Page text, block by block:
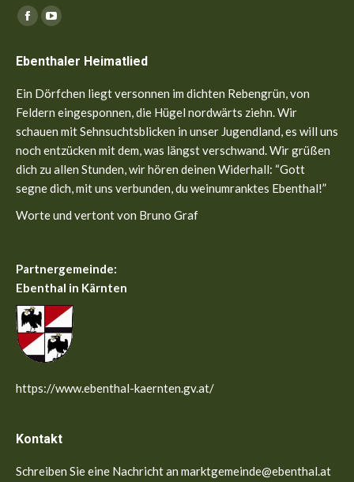
Finden Sie uns auf:
Facebook
opens
in
new
window
YouTube
opens
in
new
window
Ebenthaler Heimatlied
Ein Dörfchen liegt versonnen im dichten Rebengrün, von
Feldern eingesponnen, die Hügel nordwärts ziehn. Wir
schauen mit Sehnsuchtsblicken in unser Jugendland, es will uns
noch entzücken mit dem, was längst verschwand. Wir grüßen
dich zu allen Stunden, wir hören deinen Widerhall: “Gott
segne dich, mit uns verbunden, du weinumranktes Ebenthal!”
Worte und vertont von Bruno Graf
Partnergemeinde:
Ebenthal in Kärnten
https://www.ebenthal-kaernten.gv.at/
Kontakt
Schreiben Sie eine Nachricht an marktgemeinde@ebenthal.at